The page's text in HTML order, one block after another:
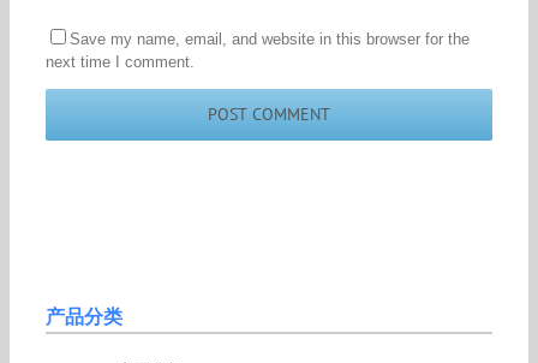
Save my name, email, and website in this browser for the
next time I comment.
产品分类